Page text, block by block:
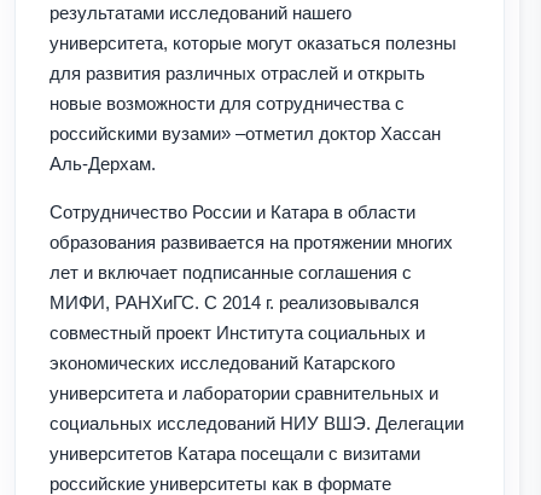
результатами исследований нашего
университета, которые могут оказаться полезны
для развития различных отраслей и открыть
новые возможности для сотрудничества с
российскими вузами» –отметил доктор Хассан
Аль-Дерхам.
Сотрудничество России и Катара в области
образования развивается на протяжении многих
лет и включает подписанные соглашения с
МИФИ, РАНХиГС. С 2014 г. реализовывался
совместный проект Института социальных и
экономических исследований Катарского
университета и лаборатории сравнительных и
социальных исследований НИУ ВШЭ. Делегации
университетов Катара посещали с визитами
российские университеты как в формате